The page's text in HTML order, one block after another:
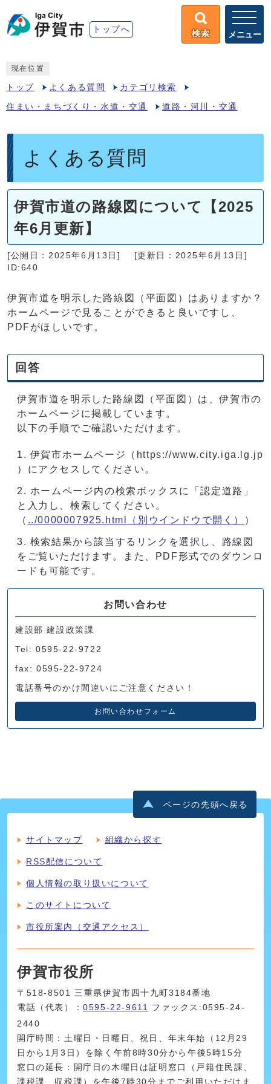
トップへ 検索 メニュー
現在位置
トップ よくある質問 カテゴリ検索
住まい・まちづくり・水道・交通 道路・河川・交通
よくある質問
伊賀市道の路線図について【2025
年6月更新】
[公開日：2025年6月13日]
[更新日：2025年6月13日]
ID:640
伊賀市道を明示した路線図（平面図）はありますか？
ホームページで見ることができると良いですし、
PDFがほしいです。
回答
伊賀市道を明示した路線図（平面図）は、伊賀市の
ホームページに掲載しています。
以下の手順でご確認いただけます。
伊賀市ホームページ（https://www.city.iga.lg.jp
）にアクセスしてください。
ホームページ内の検索ボックスに「認定道路」
と入力し、検索してください。
（ ../0000007925.html （別ウインドウで開く） ）
検索結果から該当するリンクを選択し、路線図
をご覧いただけます。また、PDF形式でのダウンロ
ードも可能です。
お問い合わせ
建設部 建設政策課
Tel: 0595-22-9722
fax: 0595-22-9724
電話番号のかけ間違いにご注意ください！
お問い合わせフォーム
ページの先頭へ戻る
サイトマップ 組織から探す
RSS配信について
個人情報の取り扱いについて
このサイトについて
市役所案内（交通アクセス）
伊賀市役所
〒518-8501 三重県伊賀市四十九町3184番地
電話（代表）：0595-22-9611
ファックス:0595-24-
2440
開庁時間：土曜日・日曜日、祝日、年末年始（12月29
日から1月3日）を除く午前8時30分から午後5時15分
窓口の延長：開庁日の木曜日は証明窓口（戸籍住民課、
課税課、収税課）を午後7時30分までご利用いただけま